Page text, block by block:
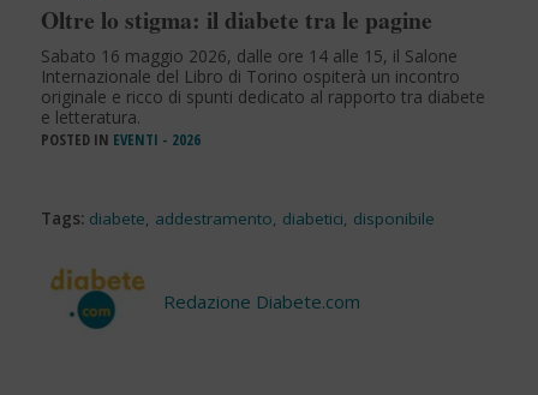
Oltre lo stigma: il diabete tra le pagine
Sabato 16 maggio 2026, dalle ore 14 alle 15, il Salone
Internazionale del Libro di Torino ospiterà un incontro
originale e ricco di spunti dedicato al rapporto tra diabete
e letteratura.
POSTED IN EVENTI - 2026
Tags: diabete addestramento diabetici disponibile
Redazione Diabete.com